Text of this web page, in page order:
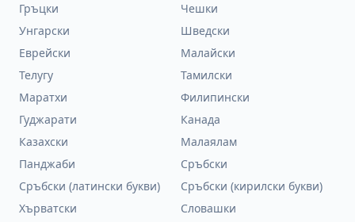
Гръцки
Чешки
Унгарски
Шведски
Еврейски
Малайски
Телугу
Тамилски
Маратхи
Филипински
Гуджарати
Канада
Казахски
Малаялам
Панджаби
Сръбски
Сръбски (латински букви)
Сръбски (кирилски букви)
Хърватски
Словашки